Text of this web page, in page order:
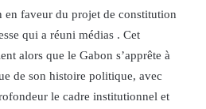
en faveur du projet de constitution
qui a réuni médias . Cet
alors que le Gabon s’apprête à
de son histoire politique, avec
le cadre institutionnel et